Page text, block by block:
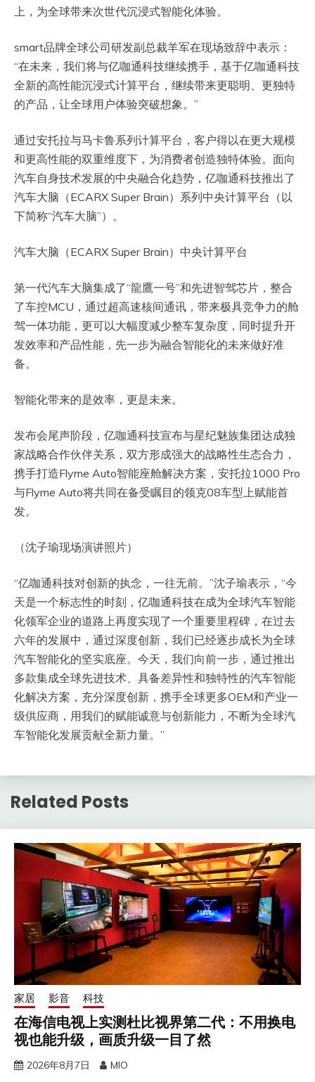
上，为全球带来次世代沉浸式智能化体验。
smart品牌全球公司研发副总裁羊军在现场致辞中表示：
“在未来，我们将与亿咖通科技继续携手，基于亿咖通科技
全新的高性能沉浸式计算平台，继续带来更聪明、更独特
的产品，让全球用户体验突破想象。”
通过安托拉与马卡鲁系列计算平台，客户得以在更大规模
和更高性能的双重维度下，为消费者创造独特体验。面向
汽车自身技术发展的中央融合化趋势，亿咖通科技推出了
汽车大脑（ECARX Super Brain）系列中央计算平台（以
下简称“汽车大脑”）。
汽车大脑（ECARX Super Brain）中央计算平台
第一代汽车大脑集成了“龍鷹一号”和先进智驾芯片，整合
了车控MCU，通过超高速核间通讯，带来极具竞争力的舱
驾一体功能，更可以大幅度减少整车复杂度，同时提升开
发效率和产品性能，先一步为融合智能化的未来做好准
备。
智能化带来的是效率，更是未来。
发布会尾声阶段，亿咖通科技宣布与星纪魅族集团达成独
家战略合作伙伴关系，双方形成强大的战略性生态合力，
携手打造Flyme Auto智能座舱解决方案，安托拉1000 Pro
与Flyme Auto将共同在备受瞩目的领克08车型上赋能首
发。
（沈子瑜现场演讲照片）
“亿咖通科技对创新的执念，一往无前。”沈子瑜表示，“今
天是一个标志性的时刻，亿咖通科技在成为全球汽车智能
化领军企业的道路上再度实现了一个重要里程碑，在过去
六年的发展中，通过深度创新，我们已经逐步成长为全球
汽车智能化的坚实底座。今天，我们向前一步，通过推出
多款集成全球先进技术、具备差异性和独特性的汽车智能
化解决方案，充分深度创新，携手全球更多OEM和产业一
级供应商，用我们的赋能诚意与创新能力，不断为全球汽
车智能化发展贡献全新力量。”
Related Posts
家居 影音 科技
在海信电视上实测杜比视界第二代：不用换电
视也能升级，画质升级一目了然
2026年8月7日 MIO